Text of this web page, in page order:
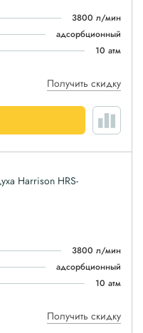
3800 л/мин
адсорбционный
10 атм
Получить скидку
Harrison HRS-
3800 л/мин
адсорбционный
10 атм
Получить скидку